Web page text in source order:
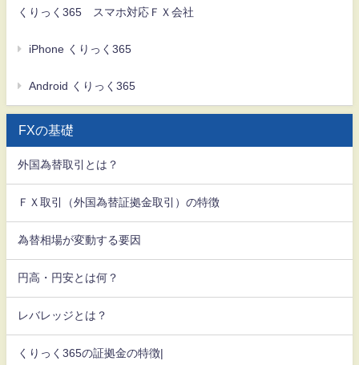
くりっく365 スマホ対応ＦＸ会社
iPhone くりっく365
Android くりっく365
FXの基礎
外国為替取引とは？
ＦＸ取引（外国為替証拠金取引）の特徴
為替相場が変動する要因
円高・円安とは何？
レバレッジとは？
くりっく365の証拠金の特徴|